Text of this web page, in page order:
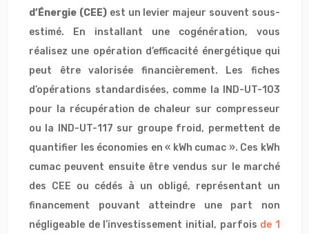
d’Énergie (CEE)est un levier majeur souvent sous-
estimé. En installant une cogénération, vous
réalisez une opération d’efficacité énergétique qui
peut être valorisée financièrement. Les fiches
d’opérations standardisées, comme la IND-UT-103
pour la récupération de chaleur sur compresseur
ou la IND-UT-117 sur groupe froid, permettent de
quantifier les économies en « kWh cumac ». Ces kWh
cumac peuvent ensuite être vendus sur le marché
des CEE ou cédés à un obligé, représentant un
financement pouvant atteindre une part non
négligeable de l’investissement initial, parfois de 1